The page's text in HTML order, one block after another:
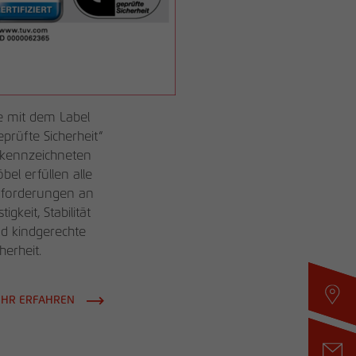
mit dem Label
Sicherheit“
erfüllen alle
an
Stabilität
kindgerechte
ERFAHREN